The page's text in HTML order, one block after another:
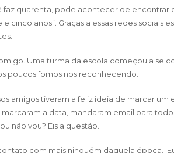
faz quarenta, pode acontecer de encontrar
e cinco anos”. Graças a essas redes sociais
Uma turma da escola começou a se
poucos fomos nos reconhecendo.
amigos tiveram a feliz ideia de marcar
a data, mandaram email para
não vou? Eis a questão.
com mais ninguém daquela época.